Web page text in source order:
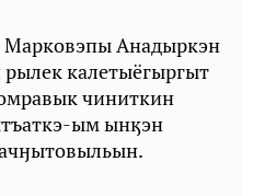
Анадыркэн
рылек калетыёгыргыт
чиниткин
ым ынӄэн